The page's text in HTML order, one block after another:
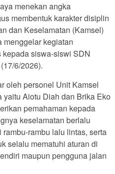
menekan angka
membentuk karakter disiplin
dan Keselamatan (Kamsel)
menggelar kegiatan
siswa-siswi SDN
6/2026).
oleh personel Unit Kamsel
Aiotu Diah dan Brika Eko
pemahaman kepada
keselamatan berlalu
rambu lalu lintas, serta
selalu mematuhi aturan di
maupun pengguna jalan